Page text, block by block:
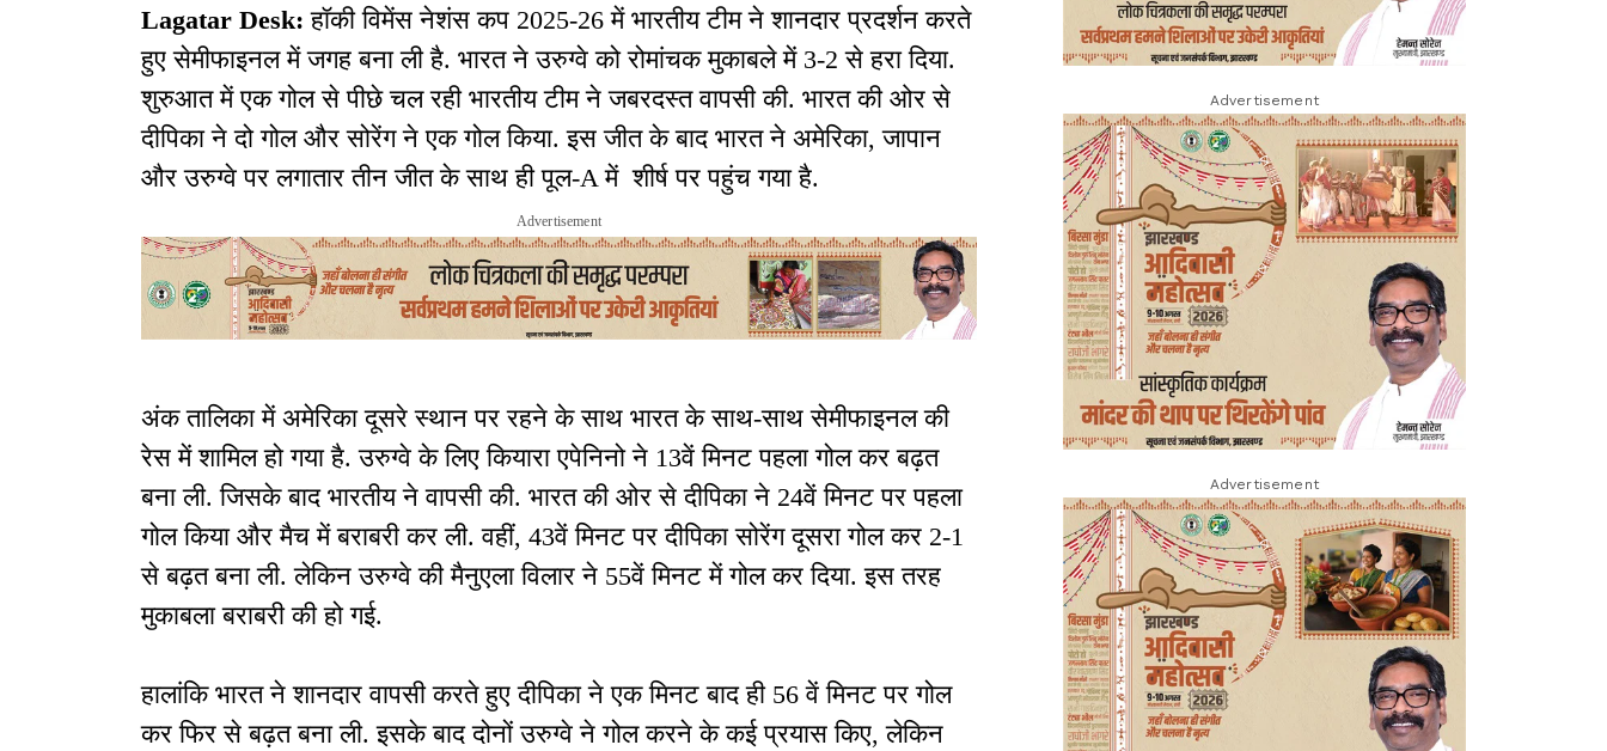
Lagatar Desk:हॉकी विमेंस नेशंस कप 2025-26 में भारतीय टीम ने शानदार प्रदर्शन करते
हुए सेमीफाइनल में जगह बना ली है. भारत ने उरुग्वे को रोमांचक मुकाबले में 3-2 से हरा दिया.
शुरुआत में एक गोल से पीछे चल रही भारतीय टीम ने जबरदस्त वापसी की. भारत की ओर से
दीपिका ने दो गोल और सोरेंग ने एक गोल किया. इस जीत के बाद भारत ने अमेरिका, जापान
और उरुग्वे पर लगातार तीन जीत के साथ ही पूल-A में शीर्ष पर पहुंच गया है.
Advertisement
अंक तालिका में अमेरिका दूसरे स्थान पर रहने के साथ भारत के साथ-साथ सेमीफाइनल की
रेस में शामिल हो गया है. उरुग्वे के लिए कियारा एपेनिनो ने 13वें मिनट पहला गोल कर बढ़त
बना ली. जिसके बाद भारतीय ने वापसी की. भारत की ओर से दीपिका ने 24वें मिनट पर पहला
गोल किया और मैच में बराबरी कर ली. वहीं, 43वें मिनट पर दीपिका सोरेंग दूसरा गोल कर 2-1
से बढ़त बना ली. लेकिन उरुग्वे की मैनुएला विलार ने 55वें मिनट में गोल कर दिया. इस तरह
मुकाबला बराबरी की हो गई.
हालांकि भारत ने शानदार वापसी करते हुए दीपिका ने एक मिनट बाद ही 56 वें मिनट पर गोल
कर फिर से बढ़त बना ली. इसके बाद दोनों उरुग्वे ने गोल करने के कई प्रयास किए, लेकिन
Advertisement
Advertisement